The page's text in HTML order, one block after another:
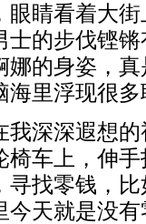
眼睛看着大
士的步伐铿
娜的身姿，
海里浮现很多
深深遐想
车上，伸
找零钱，
天就是没